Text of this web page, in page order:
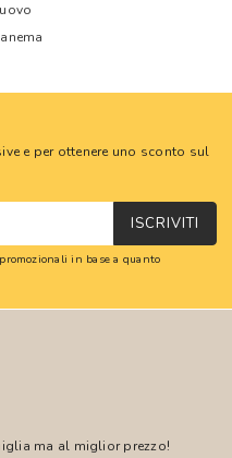
e per ottenere uno sconto sul
ISCRIVITI
in base a quanto
ma al miglior prezzo!